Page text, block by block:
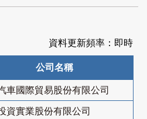
資料更新頻率：即時
公司名稱
車國際貿易股份有限公司
資實業股份有限公司